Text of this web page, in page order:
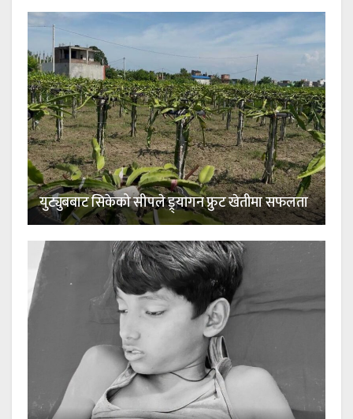
युट्युबबाट सिकेको सीपले ड्र्यागन फ्रुट खेतीमा सफलता